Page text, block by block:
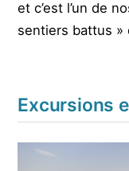
et c’est l’un de
sentiers battus »
Excursions